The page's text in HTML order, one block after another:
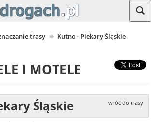
trasy
Kutno - Piekary Śląskie
I MOTELE
Śląskie wróć do trasy